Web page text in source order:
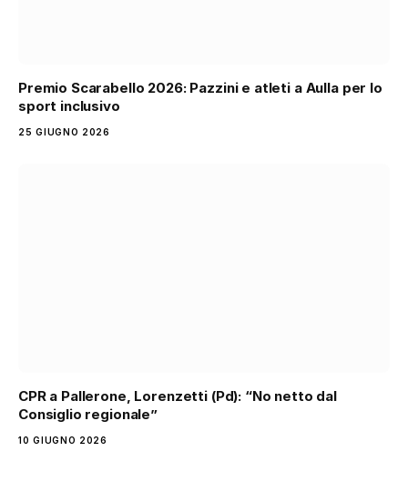
Premio Scarabello 2026: Pazzini e atleti a Aulla per lo
sport inclusivo
25 GIUGNO 2026
CPR a Pallerone, Lorenzetti (Pd): “No netto dal
Consiglio regionale”
10 GIUGNO 2026